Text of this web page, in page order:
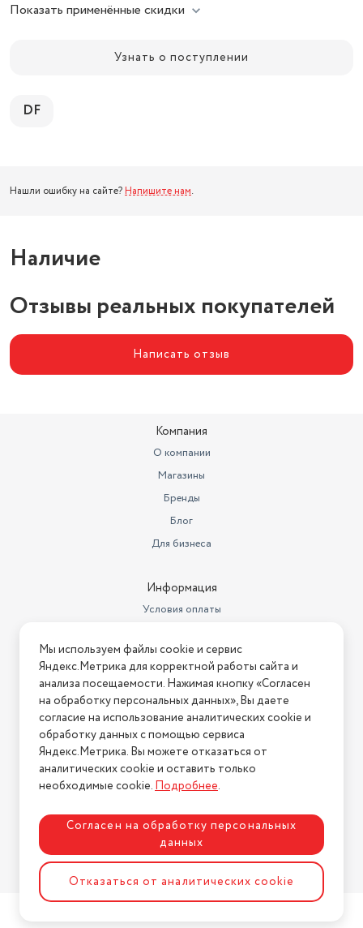
Показать применённые скидки
Узнать о поступлении
DF
Нашли ошибку на сайте? Напишите нам.
Наличие
Отзывы реальных покупателей
Написать отзыв
Компания
О компании
Магазины
Бренды
Блог
Для бизнеса
Информация
Условия оплаты
Условия возврата
Нашли ошибку на сайте? Напишите нам
2026 © Интернет-магазин "АстМаркет". У нас есть всё!
Политика конфиденциальности
Разработка сайтаASTDESIGN
Мы используем файлы cookie и сервис
Яндекс.Метрика для корректной работы сайта и
анализа посещаемости. Нажимая кнопку «Согласен
на обработку персональных данных», Вы даете
согласие на использование аналитических cookie и
обработку данных с помощью сервиса
Яндекс.Метрика. Вы можете отказаться от
аналитических cookie и оставить только
необходимые cookie.Подробнее.
Согласен на обработку персональных
данных
Отказаться от аналитических cookie